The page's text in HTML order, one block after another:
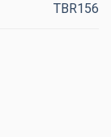
TBR156